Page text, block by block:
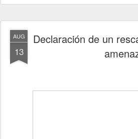
AUG
13
Declaración de un